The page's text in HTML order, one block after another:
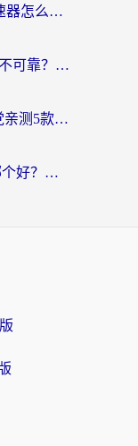
海外党必看：PC VPN+回国加速器怎么选？无缝访问国内资源全攻略
海外党别踩坑！iOS破解版软件不可靠？教你选对回国加速器无缝看国内资源
雷神手游和快喵好用吗？海外党亲测5款回国加速器，附斧牛Bling对比+微信视频号解决办法
海外党纠结ChickCN和小黑牛哪个好？一篇帮你选对回国加速器的实用指南